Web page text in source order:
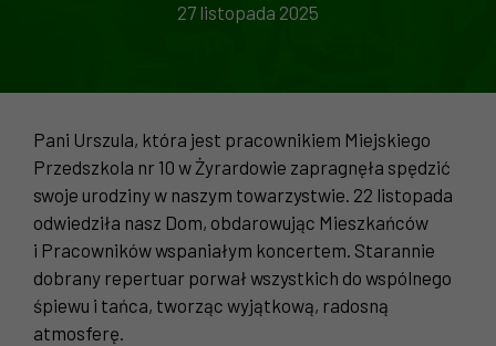
27 listopada 2025
Pani Urszula, która jest pracownikiem Miejskiego
Przedszkola nr 10 w Żyrardowie zapragnęła spędzić
swoje urodziny w naszym towarzystwie. 22 listopada
odwiedziła nasz Dom, obdarowując Mieszkańców
i Pracowników wspaniałym koncertem. Starannie
dobrany repertuar porwał wszystkich do wspólnego
śpiewu i tańca, tworząc wyjątkową, radosną
atmosferę.